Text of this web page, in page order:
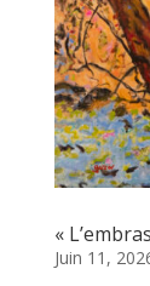
«
Juin 11,